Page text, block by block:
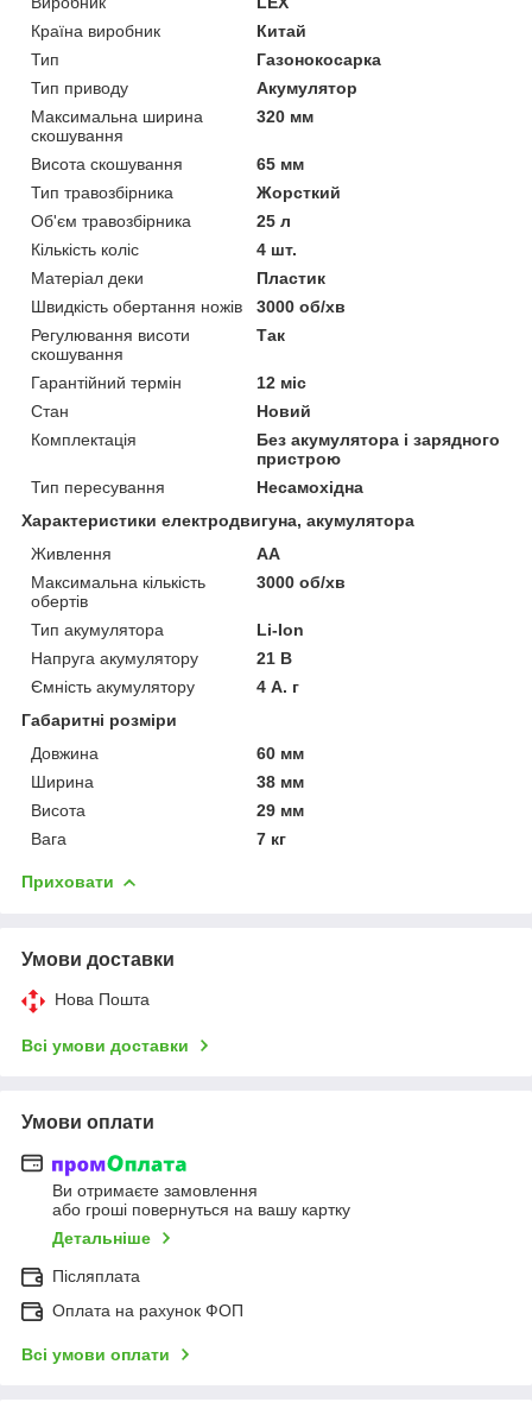
Країна виробник
Китай
Тип
Газонокосарка
Тип приводу
Акумулятор
Максимальна ширина
скошування
320 мм
Висота скошування
65 мм
Тип травозбірника
Жорсткий
Об'єм травозбірника
25 л
Кількість коліс
4 шт.
Матеріал деки
Пластик
Швидкість обертання ножів
3000 об/хв
Регулювання висоти
скошування
Так
Гарантійний термін
12 міс
Стан
Новий
Комплектація
Без акумулятора і зарядного
пристрою
Тип пересування
Несамохідна
Характеристики електродвигуна, акумулятора
Живлення
AA
Максимальна кількість
обертів
3000 об/хв
Тип акумулятора
Li-Ion
Напруга акумулятору
21 В
Ємність акумулятору
4 А. г
Габаритні розміри
Довжина
60 мм
Ширина
38 мм
Висота
29 мм
Вага
7 кг
Приховати
Умови доставки
Нова Пошта
Всі умови доставки
Умови оплати
Ви отримаєте замовлення
або гроші повернуться на вашу картку
Детальніше
Післяплата
Оплата на рахунок ФОП
Всі умови оплати